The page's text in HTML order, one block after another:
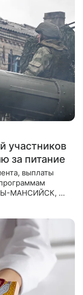
участников
за питание
выплаты
МАНСИЙСК, 29